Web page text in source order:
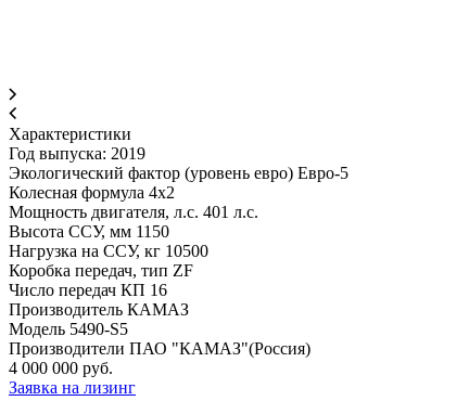
Характеристики
Год выпуска: 2019
Экологический фактор (уровень евро) Евро-5
Колесная формула 4x2
Мощность двигателя, л.с. 401 л.с.
Высота ССУ, мм 1150
Нагрузка на ССУ, кг 10500
Коробка передач, тип ZF
Число передач КП 16
Производитель КАМАЗ
Модель 5490-S5
Производители ПАО "КАМАЗ"(Россия)
4 000 000 руб.
Заявка на лизинг